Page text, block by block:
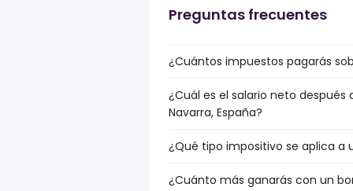
Preguntas frecuentes
¿Cuántos impuestos pagarás
¿Cuál es el salario neto
Navarra, España?
¿Qué tipo impositivo se aplica a
¿Cuánto más ganarás con un